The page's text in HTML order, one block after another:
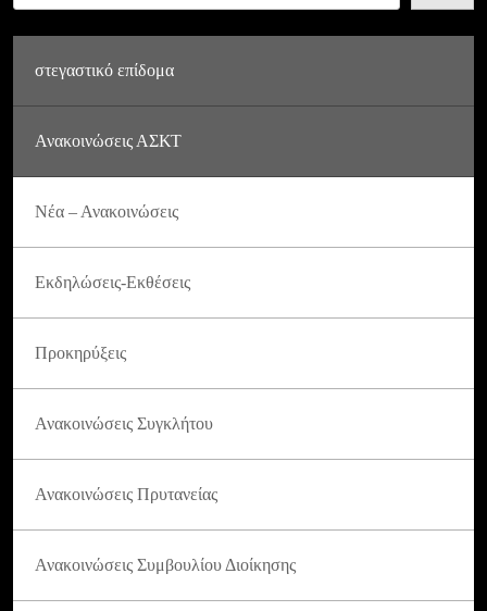
στεγαστικό επίδομα
Ανακοινώσεις ΑΣΚΤ
Νέα – Ανακοινώσεις
Εκδηλώσεις-Εκθέσεις
Προκηρύξεις
Ανακοινώσεις Συγκλήτου
Ανακοινώσεις Πρυτανείας
Ανακοινώσεις Συμβουλίου Διοίκησης